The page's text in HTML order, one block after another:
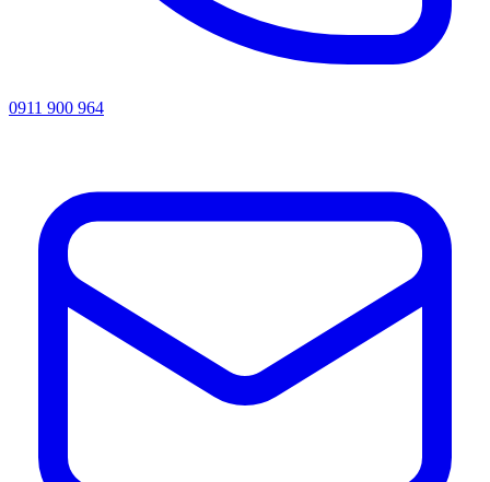
0911 900 964